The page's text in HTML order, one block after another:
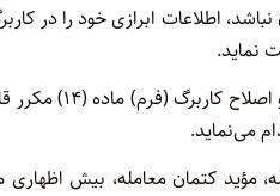
اطلاعات ابرازی خود را در
نماید.
ماده ۸- در
می‌نماید.
واصله، مؤید کتمان معامله، بیش